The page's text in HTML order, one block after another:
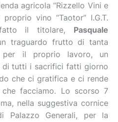
agricola “Rizzello Vini e
vino “Taotor” I.G.T.
il titolare,
Pasquale
traguardo frutto di tanta
per il proprio lavoro, un
di tutti i sacrifici fatti giorno
che ci gratifica e ci rende
facciamo. Lo scorso 7
nella suggestiva cornice
Palazzo Generali, per la